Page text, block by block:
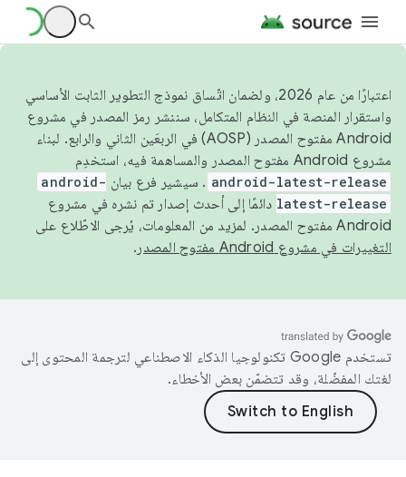
اعتبارًا من عام 2026، ولضمان اتّساق نموذج التطوير الثابت الأساسي
واستقرار المنصة في النظام المتكامل، سننشر رمز المصدر في مشروع
Android مفتوح المصدر (AOSP) في الربعَين الثاني والرابع. لبناء
مشروع Android مفتوح المصدر والمساهمة فيه، استخدِم
android-latest-release . سيشير فرع بيان android-
latest-release دائمًا إلى أحدث إصدار تم نشره في مشروع
Android مفتوح المصدر. لمزيد من المعلومات، يُرجى الاطّلاع على
التغييرات في مشروع Android مفتوح المصدر
.
تستخدم Google تكنولوجيا الذكاء الاصطناعي لترجمة المحتوى إلى
لغتك المفضّلة، وقد تتضمّن بعض الأخطاء.